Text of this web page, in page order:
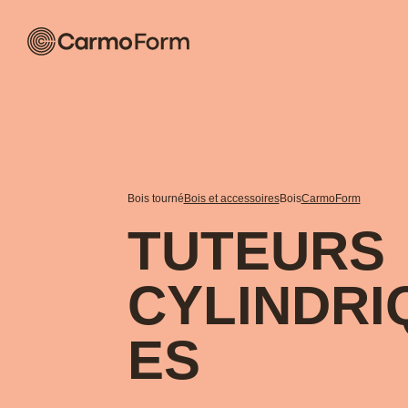
Bois tourné Bois et accessoiresBoisCarmoForm
TUTEURS
ES